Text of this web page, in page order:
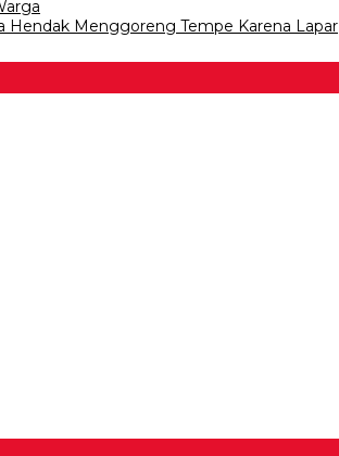
Hendak Menggoreng Tempe Karena Lapar